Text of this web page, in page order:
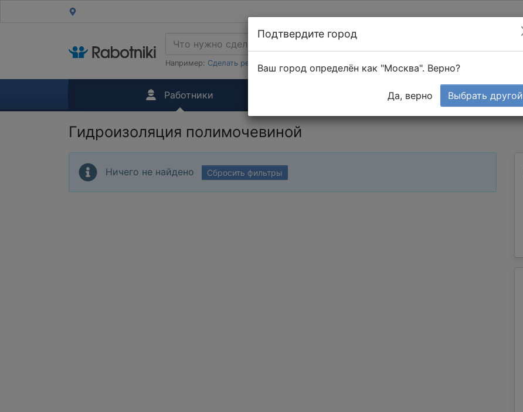
Например: Сделать ремонт в 1-к квартире
Работники Тендеры
Гидроизоляция полимочевиной
Ничего не найдено Сбросить фильтры
Подтвердите город
Ваш город определён как "Москва". Верно?
Да, верно Выбрать другой